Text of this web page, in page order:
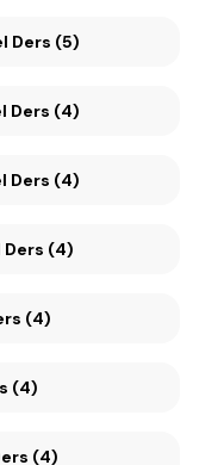
Ders (5)
Ders (4)
Ders (4)
Ders (4)
(4)
(4)
(4)